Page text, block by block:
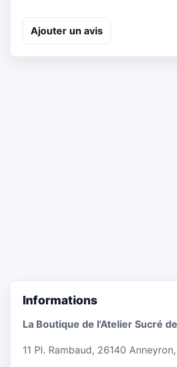
Ajouter un avis
Informations
La Boutique de l'Atelier Sucré
11 Pl. Rambaud, 26140